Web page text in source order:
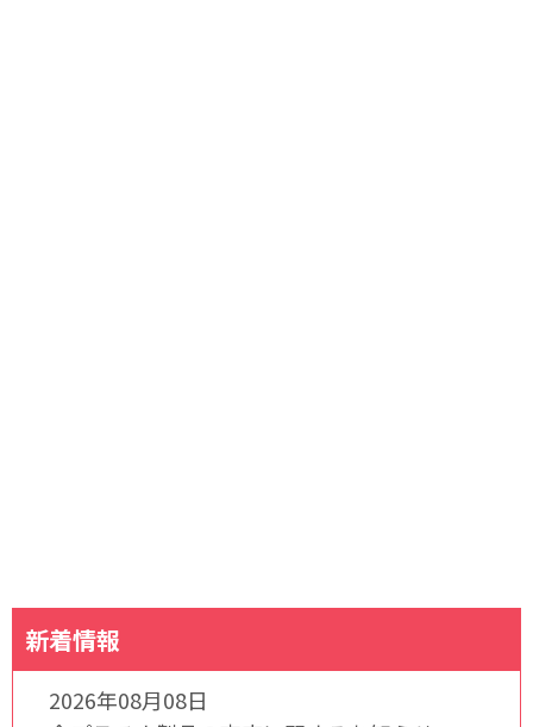
新着情報
2026年08月08日